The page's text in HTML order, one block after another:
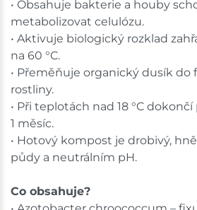
• Obsahuje bakterie a houby
metabolizovat celulózu.
• Aktivuje biologický rozklad
na 60 °C.
• Přeměňuje organický dusík
rostliny.
• Při teplotách nad 18 °C
1 měsíc.
• Hotový kompost je drobivý,
půdy a neutrálním pH.
Co obsahuje?